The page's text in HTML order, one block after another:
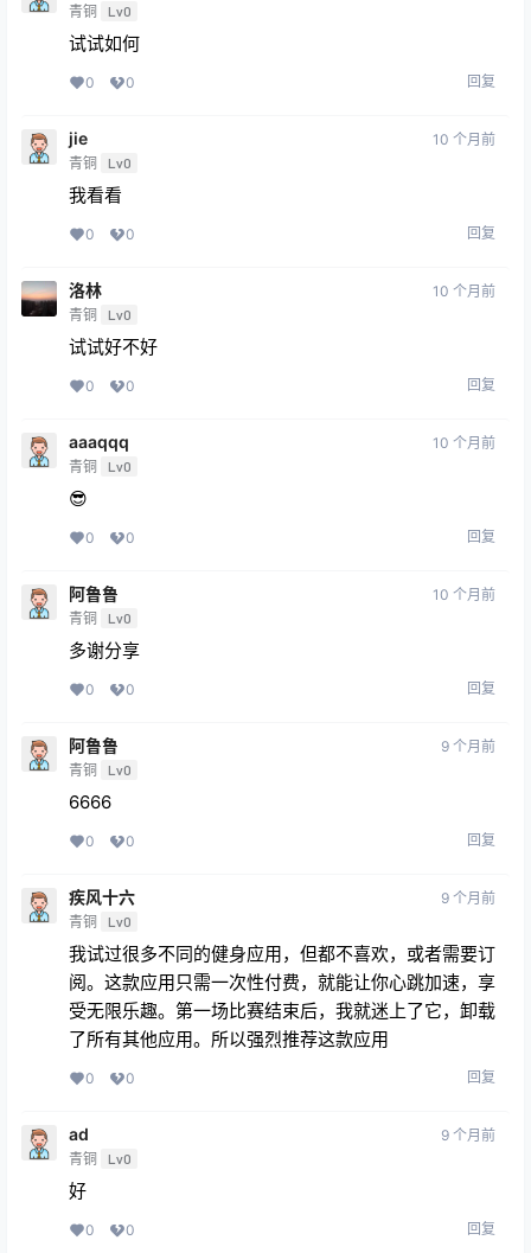
青铜 Lv0
试试如何
0 0 回复
jie
青铜 Lv0
10 个月前
我看看
0 0 回复
洛林
青铜 Lv0
10 个月前
试试好不好
0 0 回复
aaaqqq
青铜 Lv0
10 个月前
😎
0 0 回复
阿鲁鲁
青铜 Lv0
10 个月前
多谢分享
0 0 回复
阿鲁鲁
青铜 Lv0
9 个月前
6666
0 0 回复
疾风十六
青铜 Lv0
9 个月前
我试过很多不同的健身应用，但都不喜欢，或者需要订
阅。这款应用只需一次性付费，就能让你心跳加速，享
受无限乐趣。第一场比赛结束后，我就迷上了它，卸载
了所有其他应用。所以强烈推荐这款应用
0 0 回复
ad
青铜 Lv0
9 个月前
好
0 0 回复